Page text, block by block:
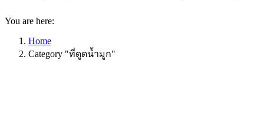
You are here:
Home
Category "ที่ดูดน้ำมูก"